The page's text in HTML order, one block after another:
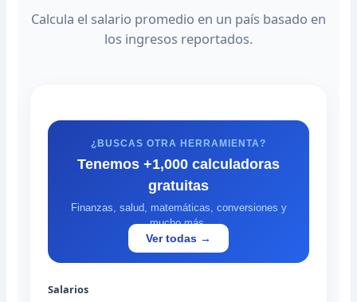
Calcula el salario promedio en un país basado en
los ingresos reportados.
¿BUSCAS OTRA HERRAMIENTA?
Tenemos +1,000 calculadoras
gratuitas
Finanzas, salud, matemáticas, conversiones y
mucho más.
Ver todas →
Salarios